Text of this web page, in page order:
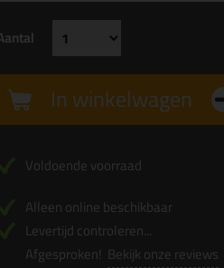
In winkelwagen
Voldoende voorraad
Alleen online beschikbaar
Levertijd controleren...
Afgesproken! Bekijk onze reviews